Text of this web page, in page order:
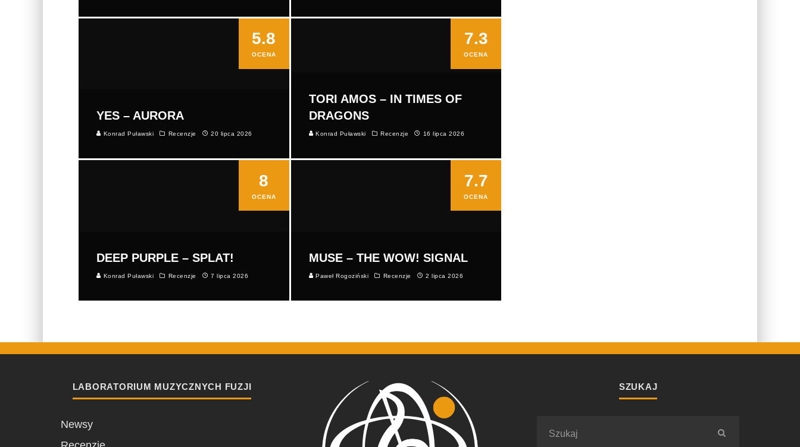
5.8
OCENA
YES – AURORA
Konrad Puławski Recenzje 20 lipca 2026
7.3
OCENA
TORI AMOS – IN TIMES OF
DRAGONS
Konrad Puławski Recenzje 16 lipca 2026
8
OCENA
DEEP PURPLE – SPLAT!
Konrad Puławski Recenzje 7 lipca 2026
7.7
OCENA
MUSE – THE WOW! SIGNAL
Paweł Rogoziński Recenzje 2 lipca 2026
LABORATORIUM MUZYCZNYCH FUZJI
Newsy
SZUKAJ